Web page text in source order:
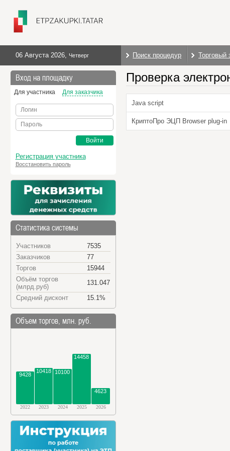
06 Августа 2026, Четверг Поиск процедур Торговый
Вход на площадку
Для участника Для заказчика
Логин
Пароль
Войти
Регистрация участника
Восстановить пароль
Статистика системы
Участников
7535
Заказчиков
77
Торгов
15944
Объём торгов
(млрд.руб)
131.047
Средний дисконт
15.1%
Объем торгов, млн. руб.
9428
10418 10100
14458
4623
2022 2023 2024 2025 2026
Проверка
Java script
КриптоПро ЭЦП Browser plug-in